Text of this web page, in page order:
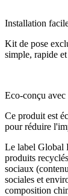
Installation
Kit de pose
simple, rapide
Eco-conçu
Ce produit est
pour réduire
Le label Global
produits
sociaux
sociales et
composition